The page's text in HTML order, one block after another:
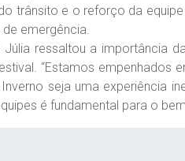
trânsito e o reforço da
emergência.
Júlia ressaltou a importância
“Estamos empenhados
seja uma experiência
é fundamental para o